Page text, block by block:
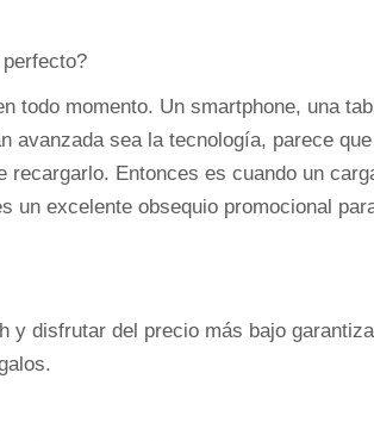
momento. Un smartphone, una
sea la tecnología, parece
Entonces es cuando un
excelente obsequio promocional
disfrutar del precio más bajo